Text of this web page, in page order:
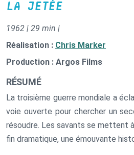
LA JETÉE
1962 | 29 min |
Réalisation : Chris Marker
Production : Argos Films
RÉSUMÉ
La troisième guerre mondiale a
voie ouverte pour chercher un
résoudre. Les savants se mettent
fin dramatique, une émouvante